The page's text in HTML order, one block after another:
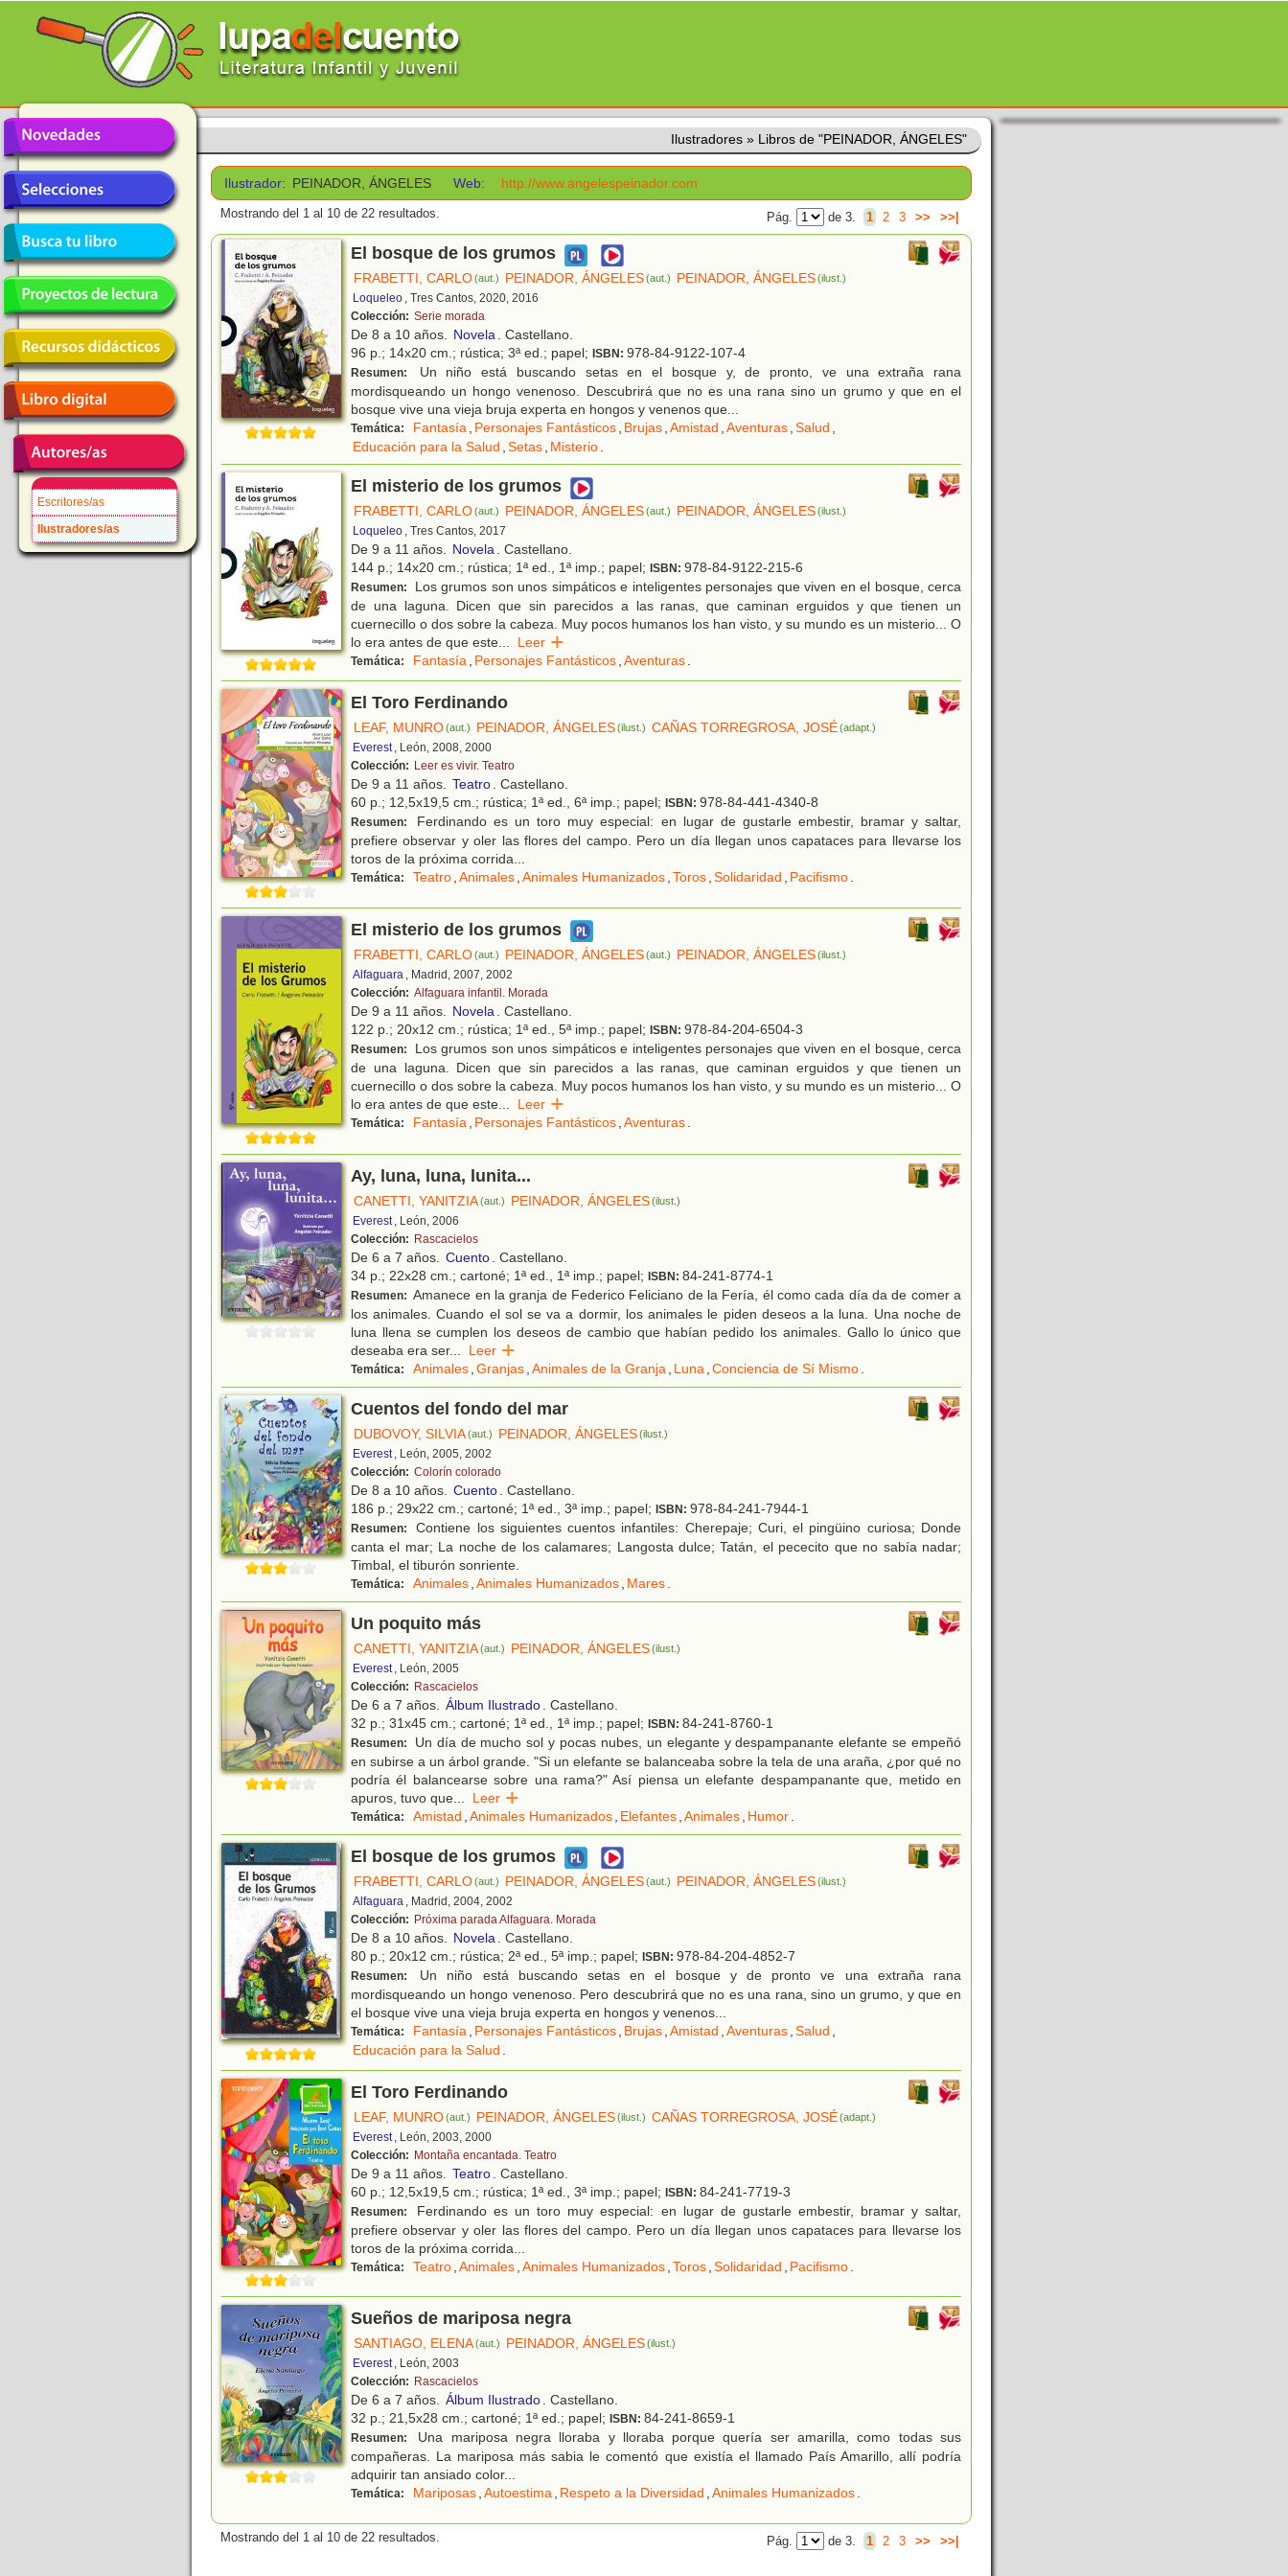
Escritores/as
Ilustradores/as
Ilustradores » Libros de "PEINADOR, ÁNGELES"
Ilustrador: PEINADOR, ÁNGELES Web: http://www.angelespeinador.com
Mostrando del 1 al 10 de 22 resultados. Pág. de 3. 1 2 3 >> >>|
El bosque de los grumos
FRABETTI, CARLO(aut.) PEINADOR, ÁNGELES(aut.) PEINADOR, ÁNGELES (ilust.)
Loqueleo , Tres Cantos, 2020, 2016
Colección: Serie morada
De 8 a 10 años. Novela. Castellano.
96 p.; 14x20 cm.; rústica; 3ª ed.; papel; ISBN: 978-84-9122-107-4
Resumen:
Un niño está buscando setas en el bosque y, de pronto, ve una extraña rana
mordisqueando un hongo venenoso. Descubrirá que no es una rana sino un grumo y que en el
bosque vive una vieja bruja experta en hongos y venenos que...
Temática: Fantasía, Personajes Fantásticos, Brujas,Amistad ,Aventuras,Salud ,
Educación para la Salud ,Setas, Misterio.
El misterio de los grumos
FRABETTI, CARLO(aut.) PEINADOR, ÁNGELES(aut.) PEINADOR, ÁNGELES (ilust.)
Loqueleo , Tres Cantos, 2017
De 9 a 11 años. Novela. Castellano.
144 p.; 14x20 cm.; rústica; 1ª ed., 1ª imp.; papel; ISBN: 978-84-9122-215-6
Resumen:
Los grumos son unos simpáticos e inteligentes personajes que viven en el bosque, cerca
de una laguna. Dicen que sin parecidos a las ranas, que caminan erguidos y que tienen un
cuernecillo o dos sobre la cabeza. Muy pocos humanos los han visto, y su mundo es un misterio... O
lo era antes de que este... Leer
Temática: Fantasía, Personajes Fantásticos,Aventuras.
El Toro Ferdinando
LEAF, MUNRO(aut.) PEINADOR, ÁNGELES(ilust.) CAÑAS TORREGROSA, JOSÉ (adapt.)
Everest , León, 2008, 2000
Colección: Leer es vivir. Teatro
De 9 a 11 años. Teatro. Castellano.
60 p.; 12,5x19,5 cm.; rústica; 1ª ed., 6ª imp.; papel; ISBN: 978-84-441-4340-8
Resumen:
Ferdinando es un toro muy especial: en lugar de gustarle embestir, bramar y saltar,
prefiere observar y oler las flores del campo. Pero un día llegan unos capataces para llevarse los
toros de la próxima corrida...
Temática: Teatro,Animales,Animales Humanizados,Toros,Solidaridad , Pacifismo.
El misterio de los grumos
FRABETTI, CARLO(aut.) PEINADOR, ÁNGELES(aut.) PEINADOR, ÁNGELES (ilust.)
Alfaguara , Madrid, 2007, 2002
Colección: Alfaguara infantil. Morada
De 9 a 11 años. Novela
. Castellano.
122 p.; 20x12 cm.; rústica; 1ª ed., 5ª imp.; papel; ISBN: 978-84-204-6504-3
Resumen:
Los grumos son unos simpáticos e inteligentes personajes que viven en el bosque, cerca
de una laguna. Dicen que sin parecidos a las ranas, que caminan erguidos y que tienen un
cuernecillo o dos sobre la cabeza. Muy pocos humanos los han visto, y su mundo es un misterio... O
lo era antes de que este
Leer
Temática: Fantasía Personajes Fantásticos Aventuras
Ay, luna, luna, lunita...
CANETTI, YANITZIA(aut.) PEINADOR, ÁNGELES(ilust.)
Everest , León, 2006
Colección: Rascacielos
De 6 a 7 años. Cuento. Castellano.
34 p.; 22x28 cm.; cartoné; 1ª ed., 1ª imp.; papel; ISBN: 84-241-8774-1
Resumen: Amanece en la granja de Federico Feliciano de la Fería, él como cada día da de comer a
los animales. Cuando el sol se va a dormir, los animales le piden deseos a la luna. Una noche de
luna llena se cumplen los deseos de cambio que habían pedido los animales. Gallo lo único que
deseaba era ser... Leer
Temática: Animales,Granjas,Animales de la Granja, Luna,Conciencia de Sí Mismo.
Cuentos del fondo del mar
DUBOVOY, SILVIA(aut.) PEINADOR, ÁNGELES(ilust.)
Everest , León, 2005, 2002
Colección: Colorín colorado
De 8 a 10 años. Cuento. Castellano.
186 p.; 29x22 cm.; cartoné; 1ª ed., 3ª imp.; papel; ISBN: 978-84-241-7944-1
Resumen:
Contiene los siguientes cuentos infantiles: Cherepaje; Curi, el pingüino curiosa; Donde
canta el mar; La noche de los calamares; Langosta dulce; Tatán, el pececito que no sabía nadar;
Timbal, el tiburón sonriente.
Temática: Animales,Animales Humanizados, Mares.
Un poquito más
CANETTI, YANITZIA(aut.) PEINADOR, ÁNGELES(ilust.)
Everest , León, 2005
Colección: Rascacielos
De 6 a 7 años. Álbum Ilustrado. Castellano.
32 p.; 31x45 cm.; cartoné; 1ª ed., 1ª imp.; papel; ISBN: 84-241-8760-1
Resumen:
Un día de mucho sol y pocas nubes, un elegante y despampanante elefante se empeñó
en subirse a un árbol grande. "Si un elefante se balanceaba sobre la tela de una araña, ¿por qué no
podría él balancearse sobre una rama?" Así piensa un elefante despampanante que, metido en
apuros, tuvo que... Leer
Temática: Amistad ,Animales Humanizados, Elefantes,Animales, Humor.
El bosque de los grumos
FRABETTI, CARLO(aut.) PEINADOR, ÁNGELES(aut.) PEINADOR, ÁNGELES (ilust.)
Alfaguara , Madrid, 2004, 2002
Colección: Próxima parada Alfaguara. Morada
De 8 a 10 años. Novela. Castellano.
80 p.; 20x12 cm.; rústica; 2ª ed., 5ª imp.; papel; ISBN: 978-84-204-4852-7
Resumen:
Un niño está buscando setas en el bosque y de pronto ve una extraña rana
mordisqueando un hongo venenoso. Pero descubrirá que no es una rana, sino un grumo, y que en
el bosque vive una vieja bruja experta en hongos y venenos...
Temática: Fantasía, Personajes Fantásticos, Brujas,Amistad ,Aventuras,Salud ,
Educación para la Salud .
El Toro Ferdinando
LEAF, MUNRO(aut.) PEINADOR, ÁNGELES(ilust.) CAÑAS TORREGROSA, JOSÉ (adapt.)
Everest , León, 2003, 2000
Colección: Montaña encantada. Teatro
De 9 a 11 años. Teatro. Castellano.
60 p.; 12,5x19,5 cm.; rústica; 1ª ed., 3ª imp.; papel; ISBN: 84-241-7719-3
Resumen:
Ferdinando es un toro muy especial: en lugar de gustarle embestir, bramar y saltar,
prefiere observar y oler las flores del campo. Pero un día llegan unos capataces para llevarse los
toros de la próxima corrida...
Temática: Teatro,Animales,Animales Humanizados,Toros,Solidaridad , Pacifismo.
Sueños de mariposa negra
SANTIAGO, ELENA(aut.) PEINADOR, ÁNGELES(ilust.)
Everest , León, 2003
Colección: Rascacielos
De 6 a 7 años. Álbum Ilustrado. Castellano.
32 p.; 21,5x28 cm.; cartoné; 1ª ed.; papel; ISBN: 84-241-8659-1
Resumen:
Una mariposa negra lloraba y lloraba porque quería ser amarilla, como todas sus
compañeras. La mariposa más sabia le comentó que existía el llamado País Amarillo, allí podría
adquirir tan ansiado color...
Temática: Mariposas,Autoestima, Respeto a la Diversidad ,Animales Humanizados.
Mostrando del 1 al 10 de 22 resultados. Pág. de 3. 1 2 3 >> >>|